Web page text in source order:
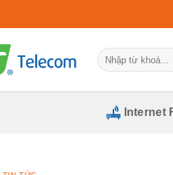
Tìm
kiếm:
Internet